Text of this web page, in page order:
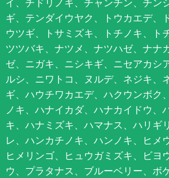
ギ、テンダイウヤク、トウカエデ、
ウツギ、トサミズキ、トチノキ、ト
ツツバキ、ナツメ、ナツハゼ、ナナ
ゼ、ニガキ、ニシキギ、ニセアカシ
ルシ、ニワトコ、ヌルデ、ネジキ、
ギ、ハウチワカエデ、ハクウンボク
ノキ、ハナイカダ、ハナカイドウ、
キ、ハナミズキ、ハマナス、ハリギ
レ、ハンカチノキ、ハンノキ、ヒメ
ヒメリンゴ、ヒュウガミズキ、ビヨ
ウ、プラタナス、ブルーベリー、ボ